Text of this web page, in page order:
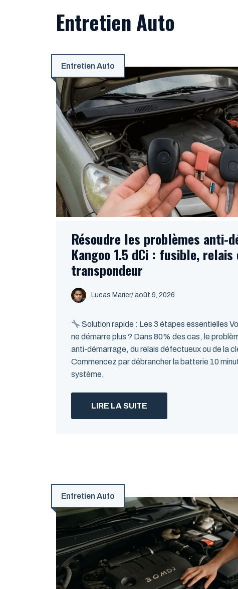
Entretien Auto
Entretien Auto
Résoudre les problèmes anti-
Kangoo 1.5 dCi : fusible,
transpondeur
Lucas Marier/ août 9, 2026
Solution rapide : Les 3 étapes essentielles
ne démarre plus ? Dans 80% des cas, le
anti-démarrage, du relais défectueux ou de la
Commencez par débrancher la batterie 10
système,
LIRE LA SUITE
Entretien Auto